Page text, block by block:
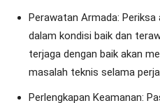
Perawatan Armada:
dalam kondisi baik dan
terjaga dengan baik akan
masalah teknis selama
Perlengkapan Keamanan: